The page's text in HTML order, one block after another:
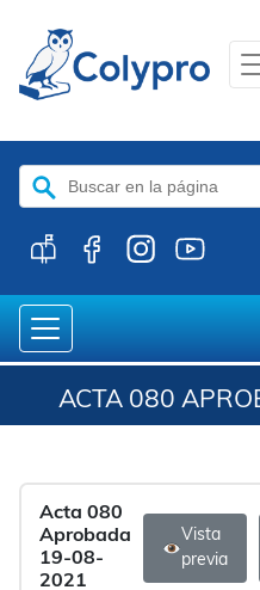
Buscar:
ACTA 080
Acta 080
Aprobada
19-08-
2021
Vista
previa